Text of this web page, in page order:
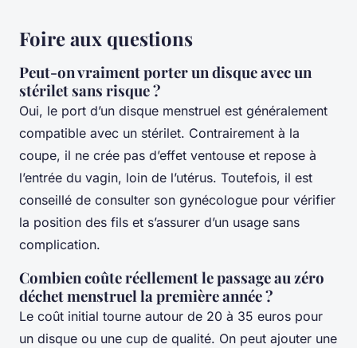
Foire aux questions
Peut-on vraiment porter un disque avec un
stérilet sans risque ?
Oui, le port d’un disque menstruel est généralement
compatible avec un stérilet. Contrairement à la
coupe, il ne crée pas d’effet ventouse et repose à
l’entrée du vagin, loin de l’utérus. Toutefois, il est
conseillé de consulter son gynécologue pour vérifier
la position des fils et s’assurer d’un usage sans
complication.
Combien coûte réellement le passage au zéro
déchet menstruel la première année ?
Le coût initial tourne autour de 20 à 35 euros pour
un disque ou une cup de qualité. On peut ajouter une